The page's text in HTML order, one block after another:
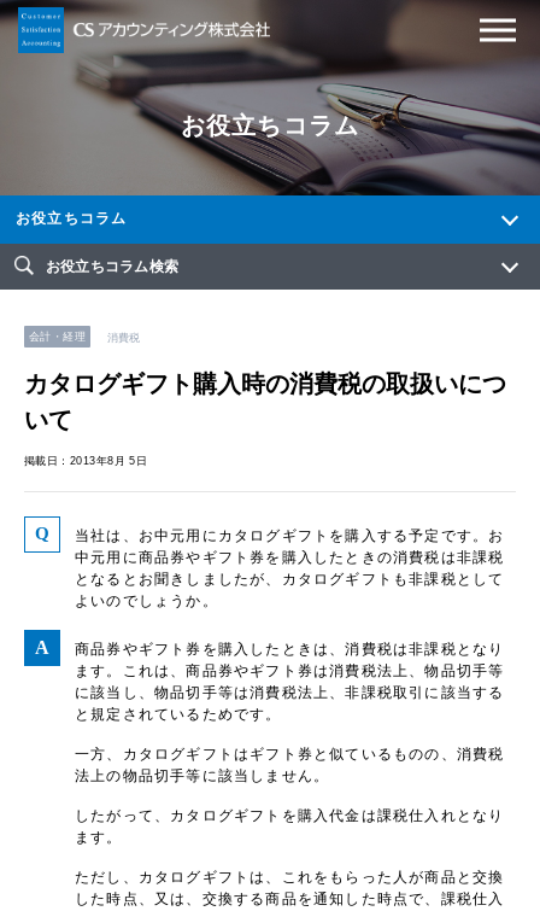
お役立ちコラム
お役立ちコラム
お役立ちコラム検索
会計・経理 消費税
カタログギフト購入時の消費税の取扱いにつ
いて
掲載日：2013年8月 5日
当社は、お中元用にカタログギフトを購入する予定です。お
中元用に商品券やギフト券を購入したときの消費税は非課税
となるとお聞きしましたが、カタログギフトも非課税として
よいのでしょうか。
商品券やギフト券を購入したときは、消費税は非課税となり
ます。これは、商品券やギフト券は消費税法上、物品切手等
に該当し、物品切手等は消費税法上、非課税取引に該当する
と規定されているためです。
一方、カタログギフトはギフト券と似ているものの、消費税
法上の物品切手等に該当しません。
したがって、カタログギフトを購入代金は課税仕入れとなり
ます。
ただし、カタログギフトは、これをもらった人が商品と交換
した時点、又は、交換する商品を通知した時点で、課税仕入